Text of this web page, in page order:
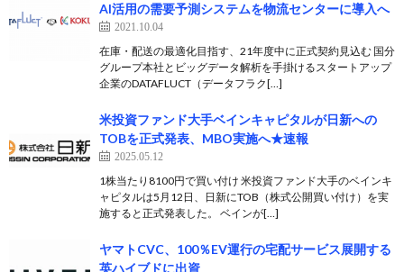
AI活用の需要予測システムを物流センターに導入へ
2021.10.04
在庫・配送の最適化目指す、21年度中に正式契約見込む 国分
グループ本社とビッグデータ解析を手掛けるスタートアップ
企業のDATAFLUCT（データフラク[…]
米投資ファンド大手ベインキャピタルが日新への
TOBを正式発表、MBO実施へ★速報
2025.05.12
1株当たり8100円で買い付け 米投資ファンド大手のベインキ
ャピタルは5月12日、日新にTOB（株式公開買い付け）を実
施すると正式発表した。 ベインが[…]
ヤマトCVC、100％EV運行の宅配サービス展開する
英ハイブドに出資